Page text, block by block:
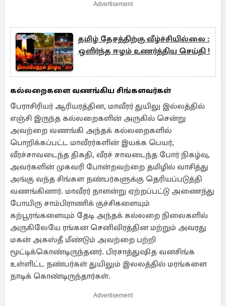
Advertisement
தமிழ் தேசத்திற்கு வீழ்ச்சியில்லை :
ஒளிர்ந்த ஈழம் உணர்த்திய செய்தி !
கல்லறைகளை வணங்கிய சிங்களவர்கள்
பேராசிரியர் ஆரியரத்தின, மாவீரர் துயிலு இல்லத்தில்
எஞ்சி இருந்த கல்லறைகளின் அருகில் சென்று
அவற்றை வணங்கி அந்தக் கல்லறைகளில்
பொறிக்கப்பட்ட மாவீரர்களின் இயக்க பெயர்,
வீரச்சாவடைந்த திகதி, வீரச் சாவடைந்த போர் நிகழ்வு,
அவர்களின் முகவரி போன்றவற்றை தமிழில் வாசித்து
அங்கு வந்த சிங்கள நண்பர்களுக்கு தெரியப்படுத்தி
வணங்கினார். மாவீரர் நாளன்று ஏற்றப்பட்டு அணைந்து
போயிரு சாம்பிராணிக் குச்சிகளையும்
கற்பூரங்களையும் தேடி அந்தக் கல்லறை நிலைகளில்
அருகிலேயே ரங்கன செனிவிரத்தின மற்றும் அவரது
மகன் அகஸ்தீ மீண்டும் அவற்றை பற்றி
மூட்டிக்கொண்டிருந்தனர். பிரசாத்துஷித வனசிங்க
உள்ளிட்ட நண்பர்கள் துயிலும் இலலத்தில் மரங்களை
நாடிக் கொண்டிருந்தார்கள்.
Advertisement